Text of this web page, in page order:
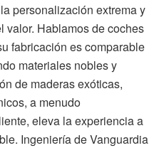
personalización extrema y
valor. Hablamos de coches
fabricación es comparable
materiales nobles y
de maderas exóticas,
a menudo
eleva la experiencia a
Ingeniería de Vanguardia